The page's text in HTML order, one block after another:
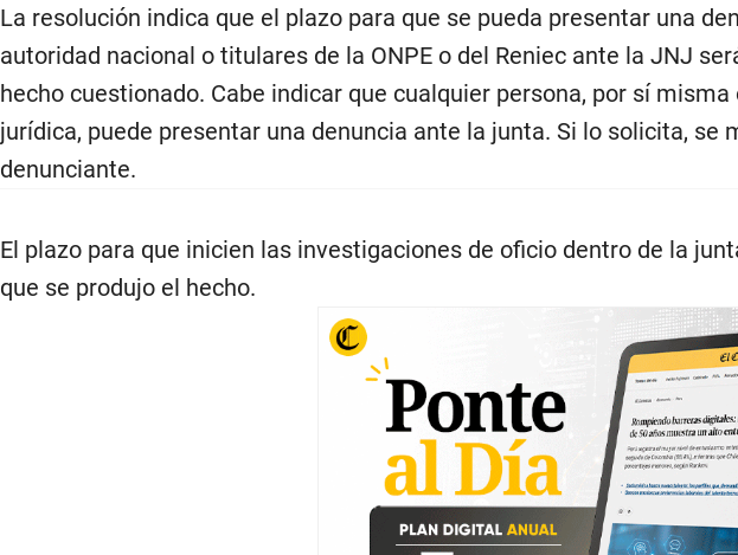
La resolución indica que el plazo para que se pueda presentar una
autoridad nacional o titulares de la ONPE o del Reniec ante la JNJ
hecho cuestionado. Cabe indicar que cualquier persona, por sí
jurídica, puede presentar una denuncia ante la junta. Si lo solicita, se
denunciante.
El plazo para que inicien las investigaciones de oficio dentro de la
que se produjo el hecho.